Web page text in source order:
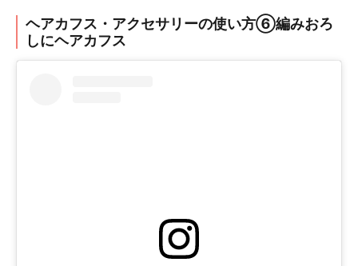
ヘアカフス・アクセサリーの使い方⑥編みおろ
しにヘアカフス